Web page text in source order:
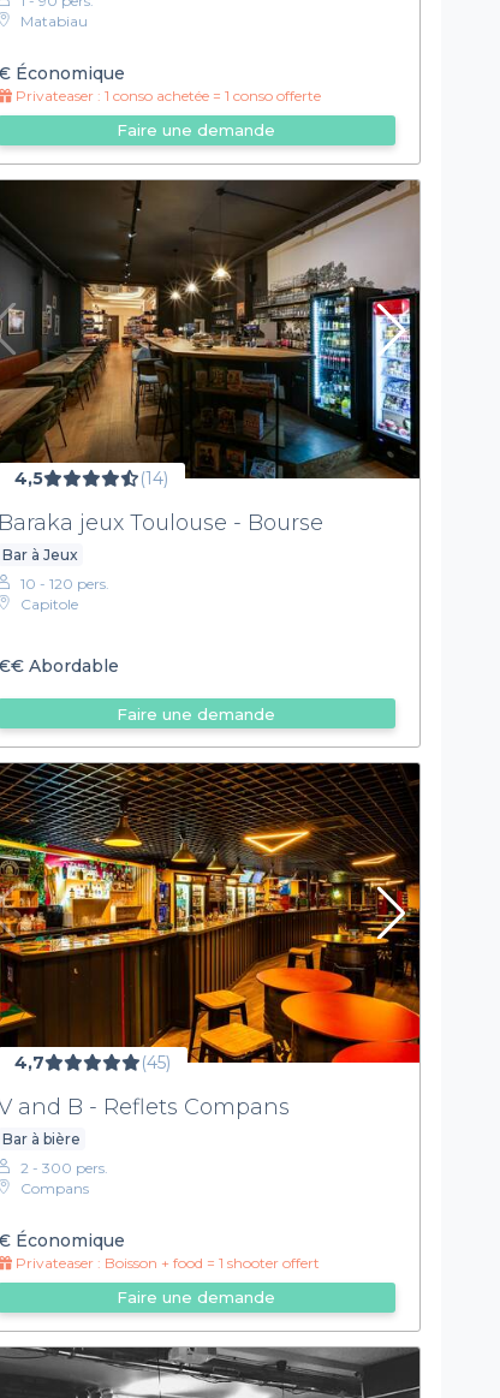
Matabiau
Économique
Privateaser : 1 conso achetée = 1 conso offerte
Faire une demande
4,5 (14)
Baraka jeux Toulouse - Bourse
Bar à Jeux
10 - 120 pers.
Capitole
Abordable
Faire une demande
4,7 (45)
and B - Reflets Compans
Bar à bière
2 - 300 pers.
Compans
Économique
Privateaser : Boisson + food = 1 shooter offert
Faire une demande